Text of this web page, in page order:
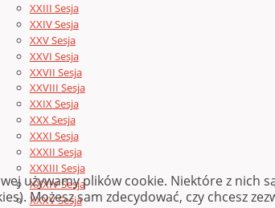
XXIII Sesja
XXIV Sesja
XXV Sesja
XXVI Sesja
XXVII Sesja
XXVIII Sesja
XXIX Sesja
XXX Sesja
XXXI Sesja
XXXII Sesja
XXXIII Sesja
XXXIV Sesja
XXXV Sesja
używamy plików cookie. Niektóre z nich
Możesz sam zdecydować, czy chcesz